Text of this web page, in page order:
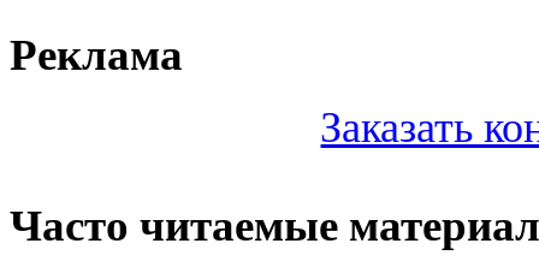
Реклама
Заказать
Часто читаемые